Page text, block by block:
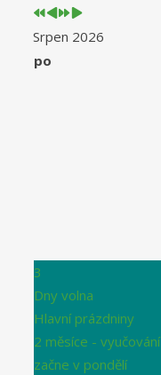
Srpen 2026
po
3
Dny volna
Hlavní prázdniny
2 měsíce - vyučování
začne v pondělí